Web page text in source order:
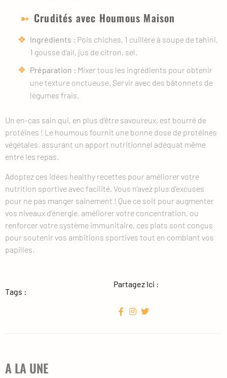
Crudités avec Houmous Maison
Ingrédients : Pois chiches, 1 cuillère à soupe de tahini,
1 gousse d’ail, jus de citron, sel.
Préparation : Mixer tous les ingrédients pour obtenir
une texture onctueuse. Servir avec des bâtonnets de
légumes frais.
Un en-cas sain qui, en plus d’être savoureux, est bourré de
protéines ! Le houmous fournit une bonne dose de protéines
végétales, assurant un apport nutritionnel adéquat même
entre les repas.
Adoptez ces idées healthy recettes pour améliorer votre
nutrition sportive avec facilité. Vous n’avez plus d’excuses
pour ne pas manger sainement ! Que ce soit pour augmenter
vos niveaux d’énergie, améliorer votre concentration, ou
renforcer votre système immunitaire, ces plats sont conçus
pour soutenir vos ambitions sportives tout en comblant vos
papilles.
Tags :
Partagez Ici :
A LA UNE